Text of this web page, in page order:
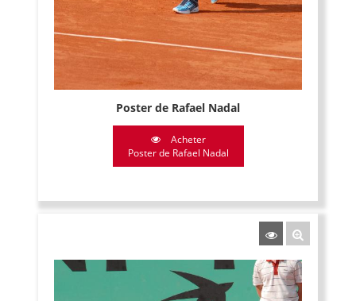
Poster de Rafael Nadal
Acheter
Poster de Rafael Nadal